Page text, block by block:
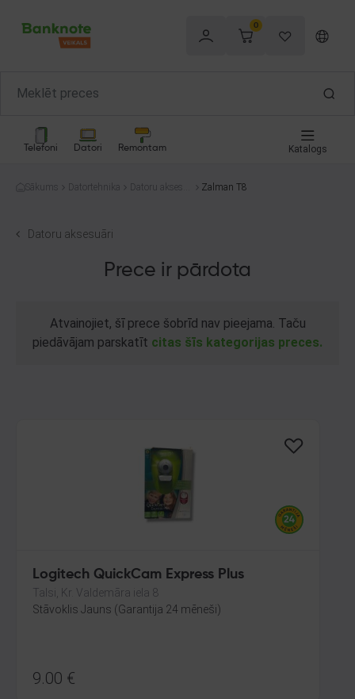
0
Telefoni Datori Remontam Katalogs
Sākums Datortehnika
Datoru aksesu
Zalman T8
Datoru aksesuāri
Prece ir pārdota
Atvainojiet, šī prece šobrīd nav pieejama. Taču
piedāvājam parskatīt citas šīs kategorijas preces.
Logitech QuickCam Express Plus
Talsi, Kr. Valdemāra iela 8
Stāvoklis Jauns (Garantija 24 mēneši)
9.00 €